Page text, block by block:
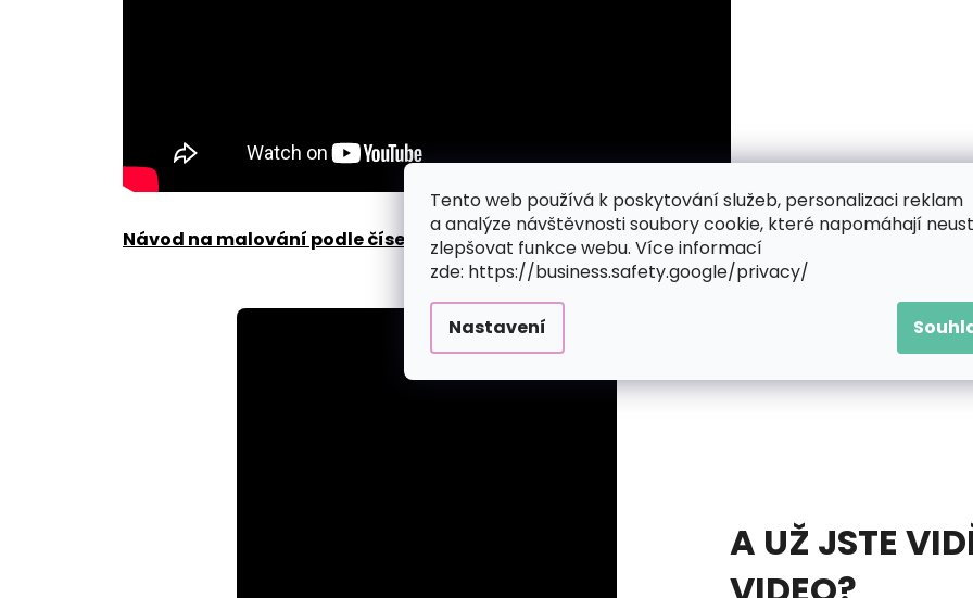
Tento web používá k poskytování služeb, personalizaci reklam
a analýze návštěvnosti soubory cookie, které napomáhají
zlepšovat funkce webu. Více informací
zde: https://business.safety.google/privacy/
Nastavení
Návod na malování podle čísel zde.
A UŽ JSTE